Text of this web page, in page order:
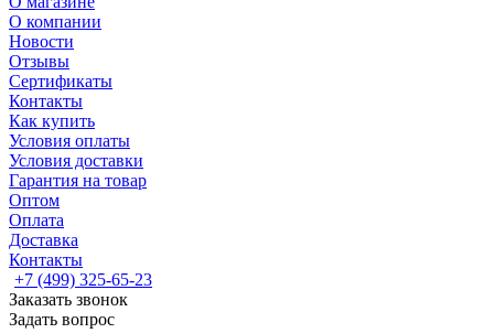
О компании
Новости
Отзывы
Сертификаты
Контакты
Как купить
Условия оплаты
Условия доставки
Гарантия на товар
Оптом
Оплата
Доставка
Контакты
+7 (499) 325-65-23
Заказать звонок
Задать вопрос